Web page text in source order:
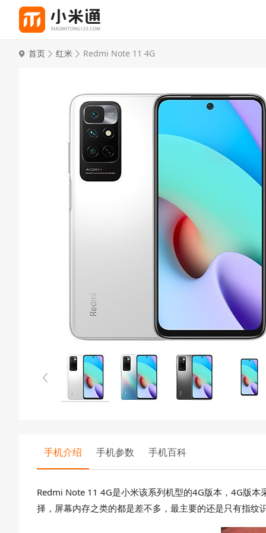
首页 红米 Redmi Note 11 4G
手机介绍 手机参数 手机百科
Redmi Note 11 4G是小米该系列机型的4G版本，4G版
择，屏幕内存之类的都是差不多，最主要的还是只有指纹